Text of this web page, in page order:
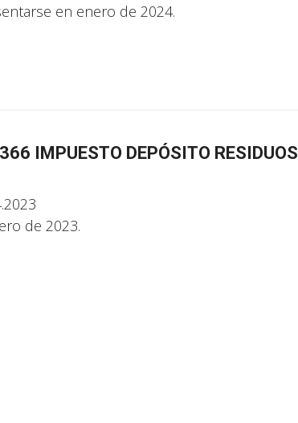
en enero de 2024.
IMPUESTO DEPÓSITO RESIDUOS
de 2023.